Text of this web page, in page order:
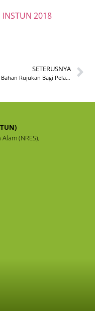
2018
SETERUSNYA
Bahan-Bahan Rujukan Bagi Pelaksaan Sistem 1GFMAS
(NRES),